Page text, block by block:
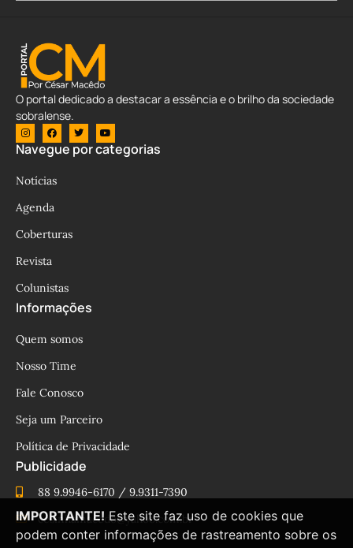
O portal dedicado a destacar a essência e o brilho da sociedade
sobralense.
Navegue por categorias
Notícias
Agenda
Coberturas
Revista
Colunistas
Informações
Quem somos
Nosso Time
Fale Conosco
Seja um Parceiro
Política de Privacidade
Publicidade
88 9.9946-6170 / 9.9311-7390
cesinhamacedo@yahoo.com.br
IMPORTANTE! Este site faz uso de cookies que
podem conter informações de rastreamento sobre os